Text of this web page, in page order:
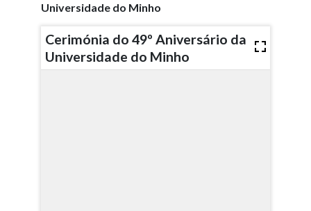
Universidade do Minho
Cerimónia do 49º Aniversário da
Universidade do Minho